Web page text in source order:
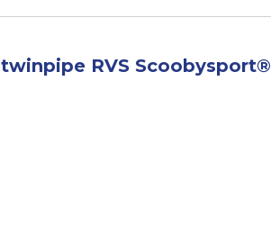
twinpipe RVS Scoobysport®